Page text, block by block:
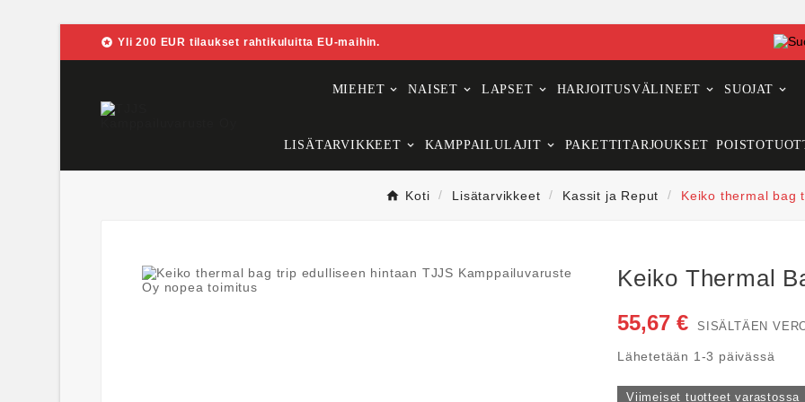
 Yli 200 EUR tilaukset rahtikuluitta EU-maihin.
MIEHET NAISET LAPSET HARJOITUSVÄLINEET SUOJAT
LISÄTARVIKKEET KAMPPAILULAJIT PAKETTITARJOUKSET
Koti Lisätarvikkeet Kassit ja Reput Keiko thermal bag
Keiko Thermal
55,67 € SISÄLTÄEN
Lähetetään 1-3 päivässä
Viimeiset tuotteet varastossa